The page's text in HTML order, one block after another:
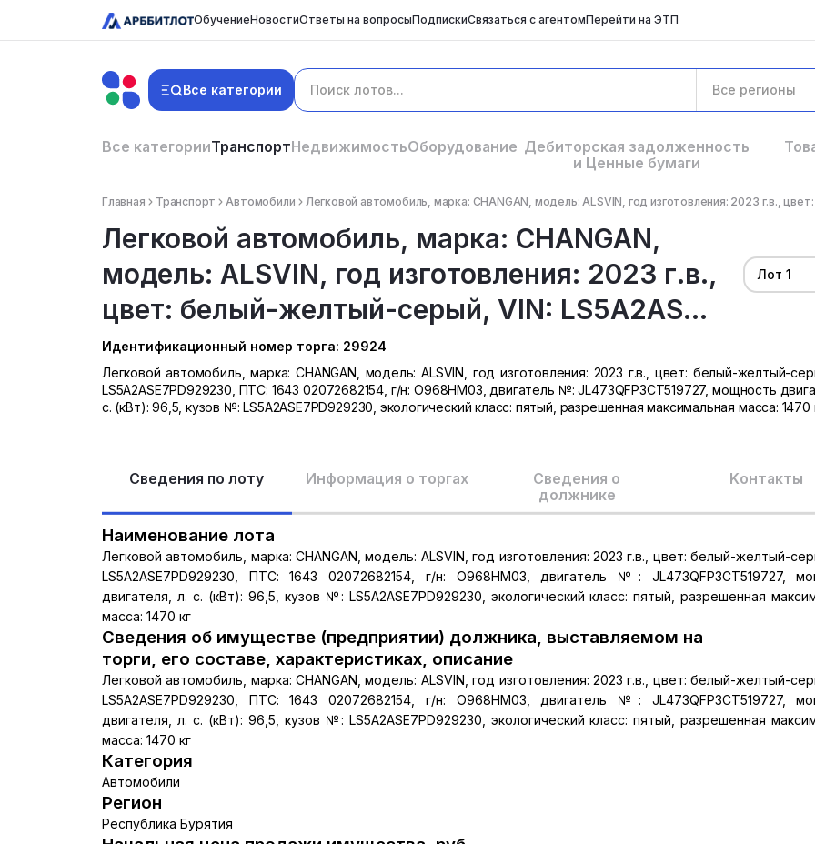
ОбучениеНовостиОтветы на вопросыПодпискиСвязаться с агентомПерейти на ЭТП
Все категории Все регионы
Все категорииТранспортНедвижимостьОборудование Дебиторская задолженность
и Ценные бумаги
Главная Транспорт Автомобили Легковой автомобиль, марка: CHANGAN, модель: ALSVIN, год изготовления: 2023 г.в.,
Легковой автомобиль, марка: CHANGAN,
модель: ALSVIN, год изготовления: 2023 г.в.,
цвет: белый-желтый-серый, VIN: LS5A2AS...
Лот 1
Идентификационный номер торга: 29924
Легковой автомобиль, марка: CHANGAN, модель: ALSVIN, год изготовления: 2023 г.в., цвет: белый-желтый-
LS5A2ASE7PD929230, ПТС: 1643 02072682154, г/н: О968HM03, двигатель №: JL473QFP3CT519727, мощность
с. (кВт): 96,5, кузов №: LS5A2ASE7PD929230, экологический класс: пятый, разрешенная максимальная масса: 1470
Сведения по лоту Информация о торгах
Сведения о
должнике
Kонтакты
Наименование лота
Легковой автомобиль, марка: CHANGAN, модель: ALSVIN, год изготовления: 2023 г.в., цвет: белый-желтый-
LS5A2ASE7PD929230, ПТС: 1643 02072682154, г/н: О968HM03, двигатель №: JL473QFP3CT519727,
двигателя, л. с. (кВт): 96,5, кузов №: LS5A2ASE7PD929230, экологический класс: пятый, разрешенная
масса: 1470 кг
Сведения об имуществе (предприятии) должника, выставляемом на
торги, его составе, характеристиках, описание
Легковой автомобиль, марка: CHANGAN, модель: ALSVIN, год изготовления: 2023 г.в., цвет: белый-желтый-
LS5A2ASE7PD929230, ПТС: 1643 02072682154, г/н: О968HM03, двигатель №: JL473QFP3CT519727,
двигателя, л. с. (кВт): 96,5, кузов №: LS5A2ASE7PD929230, экологический класс: пятый, разрешенная
масса: 1470 кг
Категория
Автомобили
Регион
Республика Бурятия